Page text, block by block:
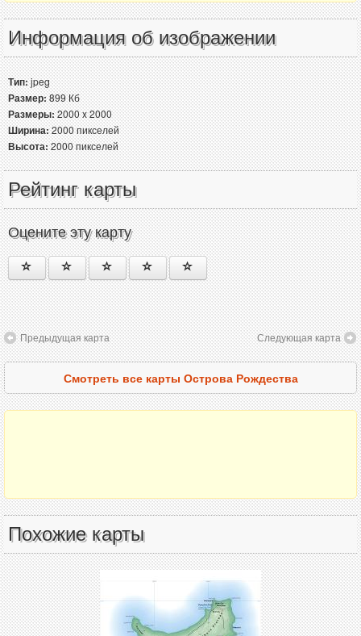
Информация об изображении
Тип:jpeg
Размер:899 Кб
Размеры:2000 x 2000
Ширина:2000 пикселей
Высота:2000 пикселей
Рейтинг карты
Оцените эту карту
Предыдущая карта Следующая карта
Смотреть все карты Острова Рождества
Похожие карты